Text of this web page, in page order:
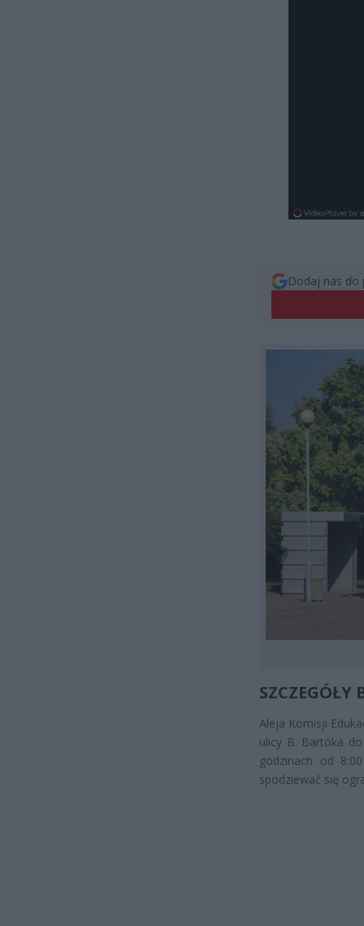
Dodaj nas do
SZCZEGÓŁY
Aleja Komisji
ulicy B. Bartóka
godzinach od
spodziewać się